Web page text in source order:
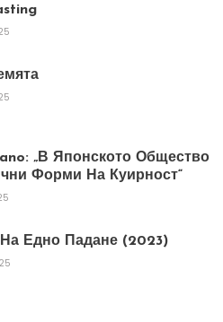
„В Японското Общество
Форми На Куирност“
Едно Падане (2023)